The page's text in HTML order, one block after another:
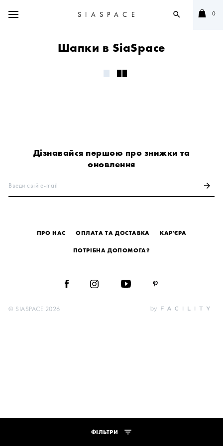
SIASPACE search 0
Шапки в SiaSpace
ФІЛЬТРИ
ЗАСТОСУВАТИ
Дізнавайся першою про знижки та
оновлення
Введи свій e-mail arrow_forward
ПРО НАС ОПЛАТА ТА ДОСТАВКА КАР'ЄРА
ПОТРІБНА ДОПОМОГА?
© SIASPACE 2026